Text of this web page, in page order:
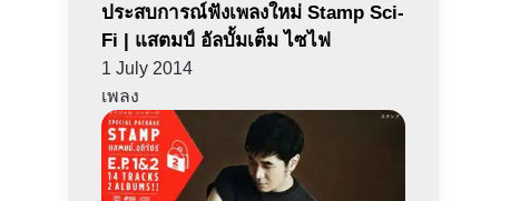
ประสบการณ์ฟังเพลงใหม่ Stamp Sci-
Fi | แสตมป์ อัลบั้มเต็ม ไซไฟ
1 July 2014
เพลง